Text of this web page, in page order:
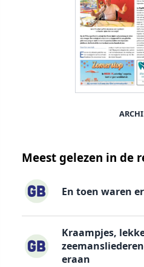
Meest gelezen in de
En toen waren
Kraampjes,
eraan